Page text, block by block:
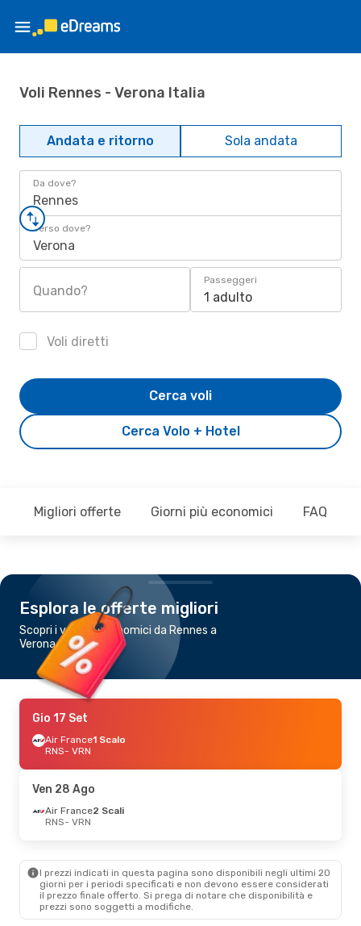
Voli Rennes - Verona Italia
Andata e ritorno Sola andata
Da dove?
Rennes
Verso dove?
Verona
Quando?
Passeggeri
1 adulto
Voli diretti
Cerca Volo + Hotel
Cerca voli
Migliori offerte Giorni più economici FAQ
Esplora le offerte migliori
Scopri i voli più economici da Rennes a
Verona
Gio 17 Set
Air France1 Scalo
RNS- VRN
Ven 28 Ago
Air France2 Scali
RNS- VRN
I prezzi indicati in questa pagina sono disponibili negli ultimi 20
giorni per i periodi specificati e non devono essere considerati
il ​​prezzo finale offerto. Si prega di notare che disponibilità e
prezzi sono soggetti a modifiche.